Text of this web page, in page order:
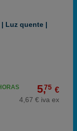
Luz quente |
5,75 €
4,67 € iva ex